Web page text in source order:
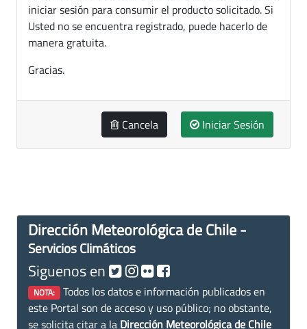
iniciar sesión para consumir el producto solicitado. Si
Usted no se encuentra registrado, puede hacerlo de
manera gratuita.
Gracias.
Cancela Iniciar Sesión
Dirección Meteorológica de Chile -
Servicios Climáticos
Siguenos en
NOTA: Todos los datos e información publicados en
este Portal son de acceso y uso público; no obstante,
se solicita citar a la Dirección Meteorológica de Chile